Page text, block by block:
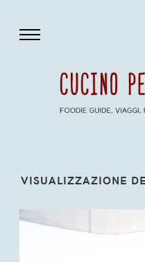
VISUALIZZAZIONE